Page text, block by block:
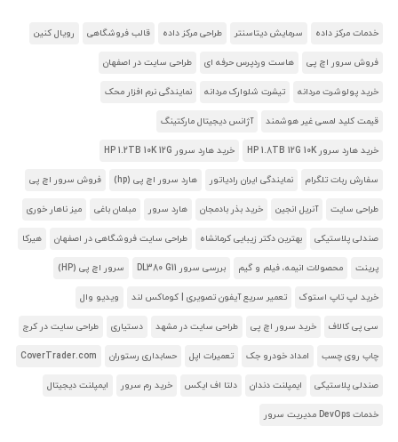
خدمات مرکز داده سرمایش دیتاسنتر طراحی مرکز داده قالب فروشگاهی رویال کنین
فروش سرور اچ پی هاست وردپرس حرفه ای طراحی سایت در اصفهان
خرید پولوشرت مردانه تیشرت شلوارک مردانه نمایندگی نرم افزار محک
قیمت کلید لمسی غیر هوشمند آژانس دیجیتال مارکتینگ
خرید هارد سرور HP 1.8TB 12G 10K خرید هارد سرور HP 1.2TB 10K 12G
سفارش ربات تلگرام نمایندگی ایران رادیاتور هارد سرور اچ پی (hp) فروش سرور اچ پی
طراحی سایت آنریل انجین خرید بذر بادمجان هارد سرور مبلمان باغی میز ناهار خوری
صندلی پلاستیکی بهترین دکتر زیبایی کرمانشاه طراحی سایت فروشگاهی در اصفهان هیرکا
پرینت محصولات انیمه، فیلم و گیم بررسی سرور DL380 G11 سرور اچ پی (HP)
خرید لپ تاپ استوک تعمیر سریع آیفون تصویری | کوماکس لند ویدیو وال
سی پی کالاف خرید سرور اچ پی طراحی سایت در مشهد دستیاری طراحی سایت در کرج
چاپ روی چسب امداد خودرو جک تعمیرات اپل حسابداری رستوران CoverTrader.com
صندلی پلاستیکی ایمپلنت دندان دلتا اف ایکس خرید رم سرور ایمپلنت دیجیتال
خدمات DevOps مدیریت سرور